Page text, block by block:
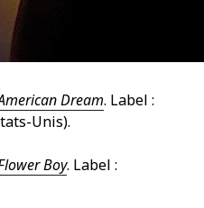
Dream. Label :
Unis).
Boy. Label :